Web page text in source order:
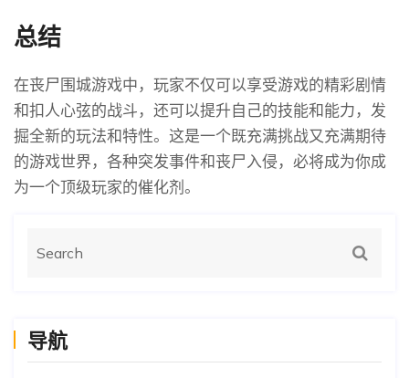
总结
在丧尸围城游戏中，玩家不仅可以享受游戏的精彩剧情
和扣人心弦的战斗，还可以提升自己的技能和能力，发
掘全新的玩法和特性。这是一个既充满挑战又充满期待
的游戏世界，各种突发事件和丧尸入侵，必将成为你成
为一个顶级玩家的催化剂。
导航